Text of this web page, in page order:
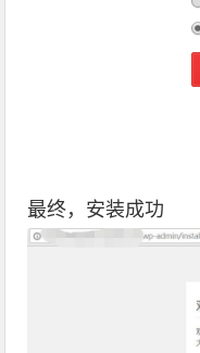
最终，安装成功